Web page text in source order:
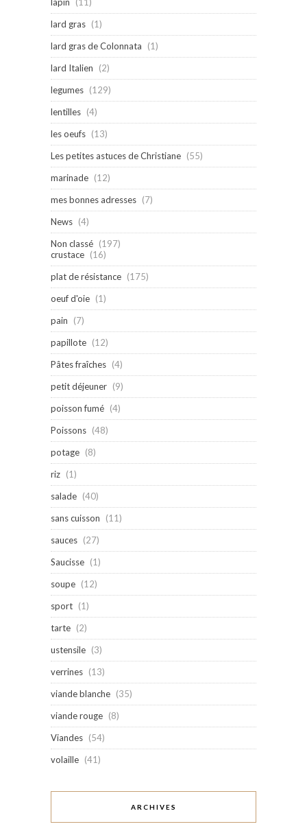
lard gras (1)
lard gras de Colonnata
(1)
lard Italien
(2)
legumes (129)
lentilles (4)
les oeufs (13)
Les petites astuces de Christiane (55)
marinade (12)
mes bonnes adresses (7)
News (4)
Non classé (197)
crustace (16)
plat de résistance (175)
oeuf d'oie (1)
pain
(7)
papillote (12)
Pâtes fraîches (4)
petit déjeuner (9)
poisson fumé (4)
Poissons (48)
potage (8)
riz (1)
salade (40)
sans cuisson
(11)
sauces (27)
Saucisse (1)
soupe (12)
sport (1)
tarte (2)
ustensile (3)
verrines (13)
viande blanche (35)
viande rouge (8)
Viandes (54)
volaille (41)
ARCHIVES